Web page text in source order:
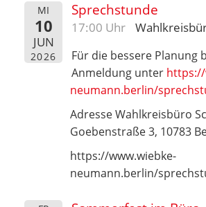
MI
10
JUN
2026
Sprechstunde
17:00 Uhr
Für die bessere Planung
Anmeldung unter
neumann.berlin/
Adresse Wahlkreisbüro
Goebenstraße 3, 10783
https://www.wiebke-
neumann.berlin/